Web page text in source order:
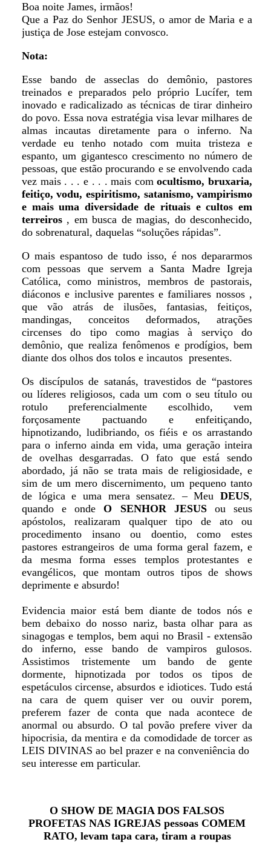
Boa noite James, irmãos!
Que a Paz do Senhor JESUS, o amor de Maria e a
justiça de Jose estejam convosco.
Nota:
Esse bando de asseclas do demônio, pastores
treinados e preparados pelo próprio Lucífer, tem
inovado e radicalizado as técnicas de tirar dinheiro
do povo. Essa nova estratégia visa levar milhares de
almas incautas diretamente para o inferno. Na
verdade eu tenho notado com muita tristeza e
espanto, um gigantesco crescimento no número de
pessoas, que estão procurando e se envolvendo cada
vez mais . . . e . . . mais comocultismo, bruxaria,
feitiço, vodu, espiritismo, satanismo, vampirismo
e mais uma diversidade de rituais e cultos em
terreiros, em busca de magias, do desconhecido,
do sobrenatural, daquelas “soluções rápidas”.
O mais espantoso de tudo isso, é nos depararmos
com pessoas que servem a Santa Madre Igreja
Católica, como ministros, membros de pastorais,
diáconos e inclusive parentes e familiares nossos ,
que vão atrás de ilusões, fantasias, feitiços,
mandingas, conceitos deformados, atrações
circenses do tipo como magias à serviço do
demônio, que realiza fenômenos e prodígios, bem
diante dos olhos dos tolos e incautos presentes.
Os discípulos de satanás, travestidos de “pastores
ou líderes religiosos, cada um com o seu título ou
rotulo preferencialmente escolhido, vem
forçosamente pactuando e enfeitiçando,
hipnotizando, ludibriando, os fiéis e os arrastando
para o inferno ainda em vida, uma geração inteira
de ovelhas desgarradas. O fato que está sendo
abordado, já não se trata mais de religiosidade, e
sim de um mero discernimento, um pequeno tanto
de lógica e uma mera sensatez. – MeuDEUS,
quando e ondeO SENHOR JESUSou seus
apóstolos, realizaram qualquer tipo de ato ou
procedimento insano ou doentio, como estes
pastores estrangeiros de uma forma geral fazem, e
da mesma forma esses templos protestantes e
evangélicos, que montam outros tipos de shows
deprimente e absurdo!
Evidencia maior está bem diante de todos nós e
bem debaixo do nosso nariz, basta olhar para as
sinagogas e templos, bem aqui no Brasil - extensão
do inferno, esse bando de vampiros gulosos.
Assistimos tristemente um bando de gente
dormente, hipnotizada por todos os tipos de
espetáculos circense, absurdos e idiotices. Tudo está
na cara de quem quiser ver ou ouvir porem,
preferem fazer de conta que nada acontece de
anormal ou absurdo. O tal povão prefere viver da
hipocrisia, da mentira e da comodidade de torcer as
LEIS DIVINAS ao bel prazer e na conveniência do
seu interesse em particular.
O SHOW DE MAGIA DOS FALSOS
PROFETAS NAS IGREJAS pessoas COMEM
RATO, levam tapa cara, tiram a roupas